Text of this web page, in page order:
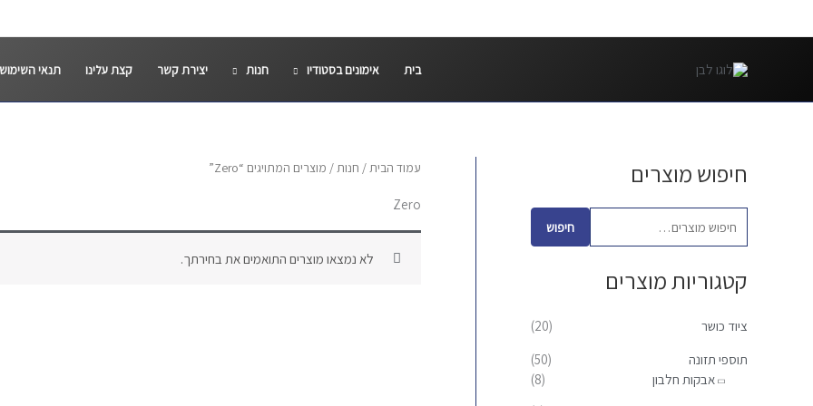
לתוכן
בית אימונים בסטודיו חנות יצירת קשר קצת עלינו תנאי השימוש
חיפוש מוצרים
ח
פ
ו
ש
ו
ר
חיפוש
קטגוריות מוצרים
ציוד כושר
(20)
תוספי תזונה
(50)
אבקות חלבון
(8)
עמוד הבית/ חנות/ מוצרים המתויגים “Zero”
Zero
לא נמצאו מוצרים התואמים את בחירתך.